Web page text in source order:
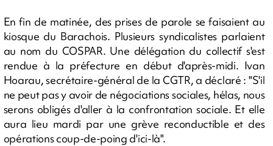
En fin de matinée, des prises de parole se faisaient au
kiosque du Barachois. Plusieurs syndicalistes parlaient
au nom du COSPAR. Une délégation du collectif s'est
rendue à la préfecture en début d'après-midi. Ivan
Hoarau, secrétaire-général de la CGTR, a déclaré : "S'il
ne peut pas y avoir de négociations sociales, hélas, nous
serons obligés d'aller à la confrontation sociale. Et elle
aura lieu mardi par une grève reconductible et des
opérations coup-de-poing d'ici-là".